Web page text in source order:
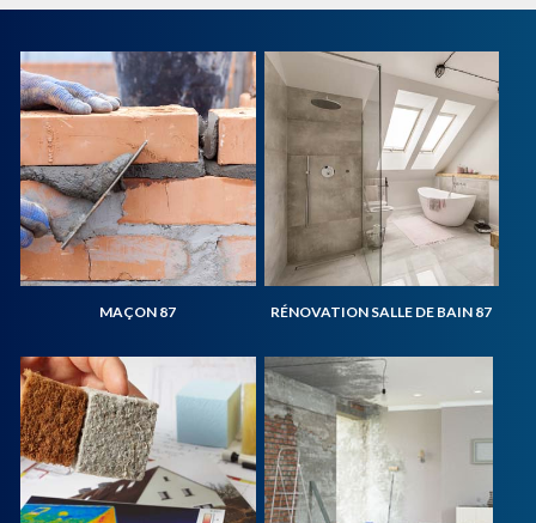
MAÇON 87 RÉNOVATION SALLE DE BAIN 87